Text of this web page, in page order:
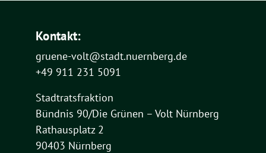
Kontakt:
gruene-volt@stadt.nuernberg.de
+49 911 231 5091
Stadtratsfraktion
Bündnis 90/Die Grünen – Volt Nürnberg
Rathausplatz 2
90403 Nürnberg